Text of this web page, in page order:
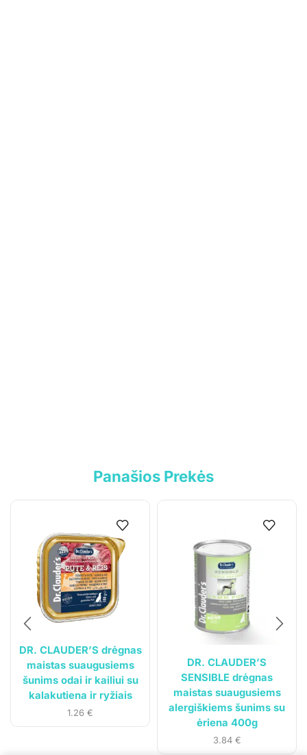
Panašios Prekės
DR. CLAUDER’S drėgnas
maistas suaugusiems
šunims odai ir kailiui su
kalakutiena ir ryžiais
1.26 €
DR. CLAUDER’S
SENSIBLE drėgnas
maistas suaugusiems
alergiškiems šunims su
ėriena 400g
3.84 €
Pristatymo sąlygos
Mano paskyra
Siuntos sekimas
. Visos teisės saugomos.